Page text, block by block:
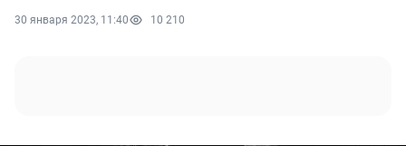
30 января 2023, 11:40 10 210